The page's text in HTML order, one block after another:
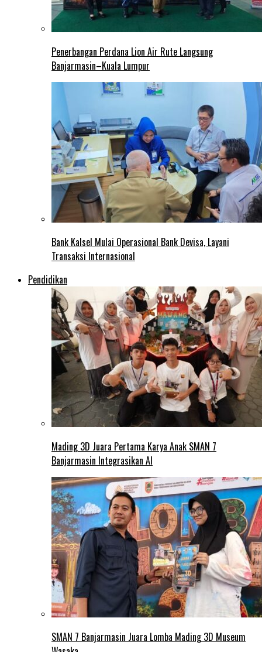
Penerbangan Perdana Lion Air Rute Langsung
Banjarmasin–Kuala Lumpur
Bank Kalsel Mulai Operasional Bank Devisa, Layani
Transaksi Internasional
Pendidikan
Mading 3D Juara Pertama Karya Anak SMAN 7
Banjarmasin Integrasikan AI
SMAN 7 Banjarmasin Juara Lomba Mading 3D Museum